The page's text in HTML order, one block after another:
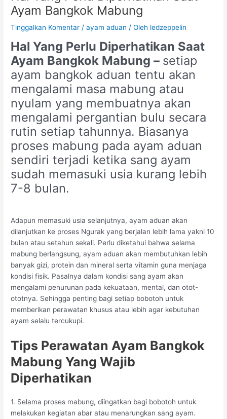
Ayam Bangkok Mabung
Tinggalkan Komentar /ayam aduan / Oleh ledzeppelin
Hal Yang Perlu Diperhatikan Saat
Ayam Bangkok Mabung – setiap
ayam bangkok aduan tentu akan
mengalami masa mabung atau
nyulam yang membuatnya akan
mengalami pergantian bulu secara
rutin setiap tahunnya. Biasanya
proses mabung pada ayam aduan
sendiri terjadi ketika sang ayam
sudah memasuki usia kurang lebih
7-8 bulan.
Adapun memasuki usia selanjutnya, ayam aduan akan
dilanjutkan ke proses Ngurak yang berjalan lebih lama yakni 10
bulan atau setahun sekali. Perlu diketahui bahwa selama
mabung berlangsung, ayam aduan akan membutuhkan lebih
banyak gizi, protein dan mineral serta vitamin guna menjaga
kondisi fisik. Pasalnya dalam kondisi sang ayam akan
mengalami penurunan pada kekuataan, mental, dan otot-
ototnya. Sehingga penting bagi setiap bobotoh untuk
memberikan perawatan khusus atau lebih agar kebutuhan
ayam selalu tercukupi.
Tips Perawatan Ayam Bangkok
Mabung Yang Wajib
Diperhatikan
1. Selama proses mabung, diingatkan bagi bobotoh untuk
melakukan kegiatan abar atau menarungkan sang ayam.